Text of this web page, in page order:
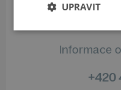
Informace
+420
UPRAVIT